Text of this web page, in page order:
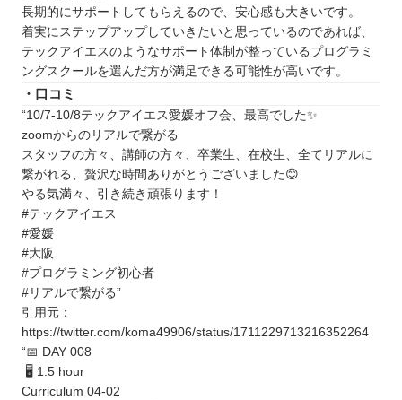
長期的にサポートしてもらえるので、安心感も大きいです。
着実にステップアップしていきたいと思っているのであれば、
テックアイエスのようなサポート体制が整っているプログラミ
ングスクールを選んだ方が満足できる可能性が高いです。
・口コミ
“10/7-10/8テックアイエス愛媛オフ会、最高でした✨
zoomからのリアルで繋がる
スタッフの方々、講師の方々、卒業生、在校生、全てリアルに
繋がれる、贅沢な時間ありがとうございました😊
やる気満々、引き続き頑張ります！
#テックアイエス
#愛媛
#大阪
#プログラミング初心者
#リアルで繋がる”
引用元：
https://twitter.com/koma49906/status/1711229713216352264
“📅 DAY 008
🖥 1.5 hour
Curriculum 04-02